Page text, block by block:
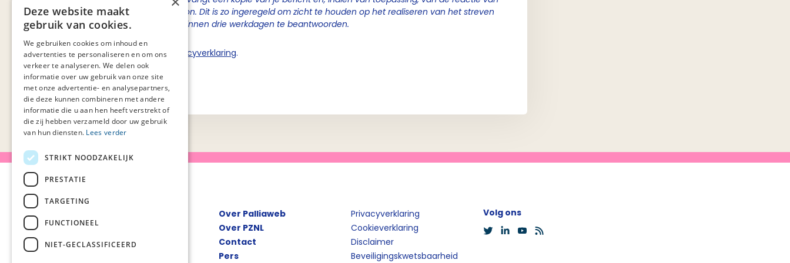
de inhoudelijke contactpersoon. Dit is zo ingeregeld om zicht te houden op het realiseren van het streven
van Palliaweb om berichten binnen drie werkdagen te beantwoorden.
Ik ga akkoord met de privacyverklaring.
Verstuur
Over Palliaweb
Over PZNL
Contact
Pers
Privacyverklaring
Cookieverklaring
Disclaimer
Beveiligingskwetsbaarheid
Volg ons
Deze website maakt
gebruik van cookies.
We gebruiken cookies om inhoud en
advertenties te personaliseren en om ons
verkeer te analyseren. We delen ook
informatie over uw gebruik van onze site
met onze advertentie- en analysepartners,
die deze kunnen combineren met andere
informatie die u aan hen heeft verstrekt of
die zij hebben verzameld door uw gebruik
van hun diensten. Lees verder
STRIKT NOODZAKELIJK
PRESTATIE
TARGETING
FUNCTIONEEL
NIET-GECLASSIFICEERD